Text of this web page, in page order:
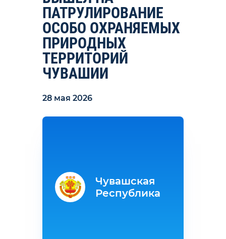
ПАТРУЛИРОВАНИЕ
ОСОБО ОХРАНЯЕМЫХ
ПРИРОДНЫХ
ТЕРРИТОРИЙ
ЧУВАШИИ
28 мая 2026
Чувашская
Республика